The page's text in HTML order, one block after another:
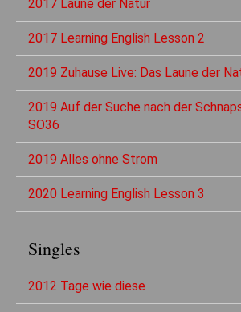
2017 Laune der Natur
2017 Learning English Lesson 2
2019 Zuhause Live: Das Laune der
2019 Auf der Suche nach der
SO36
2019 Alles ohne Strom
2020 Learning English Lesson 3
Singles
2012 Tage wie diese